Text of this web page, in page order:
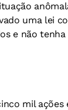
uma lei
e não
mil ações